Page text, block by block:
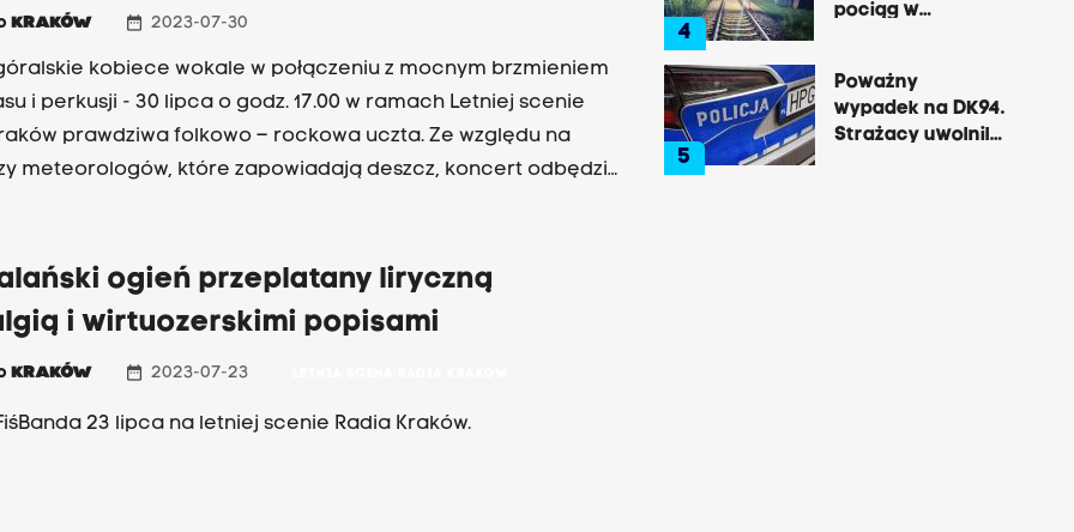
KRAKÓW date_range 2023-07-30
kobiece wokale w połączeniu z mocnym brzmieniem
i perkusji - 30 lipca o godz. 17.00 w ramach Letniej scenie
prawdziwa folkowo – rockowa uczta. Ze względu na
meteorologów, które zapowiadają deszcz, koncert odbędzie
ogień przeplatany liryczną
i wirtuozerskimi popisami
KRAKÓW date_range 2023-07-23
23 lipca na letniej scenie Radia Kraków.
4
pociąg w
trasie do Krakowa
5
Poważny
wypadek na DK94.
Strażacy uwolnili